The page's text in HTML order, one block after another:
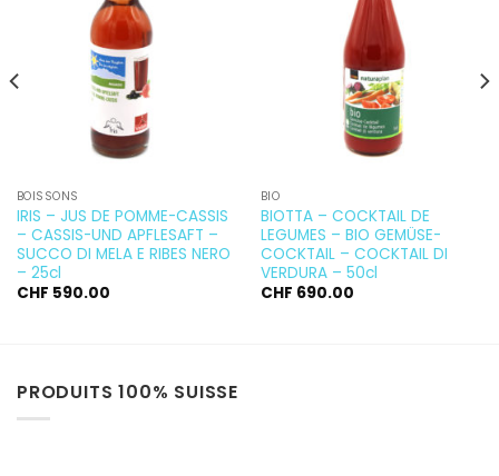
BOISSONS
IRIS – JUS DE POMME-CASSIS
– CASSIS-UND APFLESAFT –
SUCCO DI MELA E RIBES NERO
– 25cl
CHF 590.00
BIO
BIOTTA – COCKTAIL DE
LEGUMES – BIO GEMÜSE-
COCKTAIL – COCKTAIL DI
VERDURA – 50cl
CHF 690.00
PRODUITS 100% SUISSE